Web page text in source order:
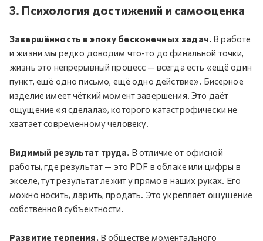
3. Психология достижений и самооценка
Завершённость в эпоху бесконечных задач. В работе
и жизни мы редко доводим что-то до финальной точки,
жизнь это непрерывный процесс — всегда есть «ещё один
пункт, ещё одно письмо, ещё одно действие». Бисерное
изделие имеет чёткий момент завершения. Это даёт
ощущение «я сделала», которого катастрофически не
хватает современному человеку.
Видимый результат труда. В отличие от офисной
работы, где результат — это PDF в облаке или цифры в
экселе, тут результат лежит у прямо в наших руках. Его
можно носить, дарить, продать. Это укрепляет ощущение
собственной субъектности.
Развитие терпения.В обществе моментального